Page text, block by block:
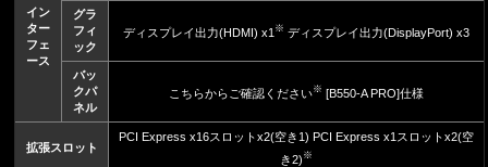
イン
ター
フェ
ース
グラ
フィ
ック
ディスプレイ出力(HDMI) x1 ※ ディスプレイ出力(DisplayPort) x3
バッ
クパ
ネル
こちらからご確認ください※ [B550-A PRO]仕様
拡張スロット
PCI Express x16スロットx2(空き1) PCI Express x1スロットx2(空
き2) ※